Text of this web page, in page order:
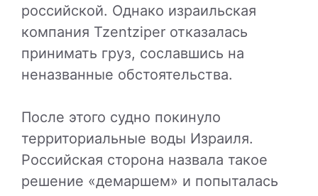
российской. Однако израильская
компания Tzentziper отказалась
принимать груз, сославшись на
неназванные обстоятельства.
После этого судно покинуло
территориальные воды Израиля.
Российская сторона назвала такое
решение «демаршем» и попыталась